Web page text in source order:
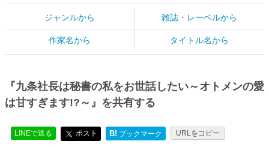
ジャンルから 雑誌・レーベルから
作家名から タイトル名から
『九条社長は秘書の私をお世話したい～オトメンの愛
は甘すぎます!?～』を共有する
LINEで送る ポスト B! ブックマーク URLをコピー